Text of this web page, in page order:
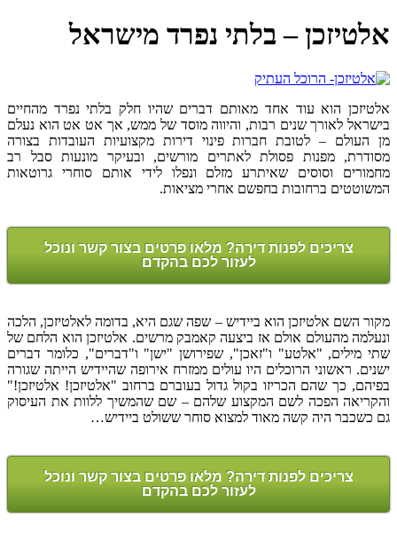
אלטיזכן – בלתי נפרד מישראל
אלטיזכן הוא עוד אחד מאותם דברים שהיו חלק בלתי נפרד מהחיים
בישראל לאורך שנים רבות, והיווה מוסד של ממש, אך אט אט הוא נעלם
מן העולם – לטובת חברות פינוי דירות מקצועיות העובדות בצורה
מסודרת, מפנות פסולת לאתרים מורשים, ובעיקר מונעות סבל רב
מחמורים וסוסים שאיתרע מזלם ונפלו לידי אותם סוחרי גרוטאות
המשוטטים ברחובות בחפשם אחרי מציאות.
צריכים לפנות דירה? מלאו פרטים בצור קשר ונוכל
לעזור לכם בהקדם
מקור השם אלטיזכן הוא ביידיש – שפה שגם היא, בדומה לאלטיזכן, הלכה
ונעלמה מהעולם אולם אז ביצעה קאמבק מרשים. אלטיזכן הוא הלחם של
שתי מילים, "אלטע" ו"זאכן", שפירושן "ישן" ו"דברים", כלומר דברים
ישנים. ראשוני הרוכלים היו עולים ממזרח אירופה שהיידיש הייתה שגורה
בפיהם, כך שהם הכריזו בקול גדול בעוברם ברחוב "אלטיזכן! אלטיזכן!"
והקריאה הפכה לשם המקצוע שלהם – שם שהמשיך ללוות את העיסוק
גם כשכבר היה קשה מאוד למצוא סוחר ששולט ביידיש…
צריכים לפנות דירה? מלאו פרטים בצור קשר ונוכל
לעזור לכם בהקדם